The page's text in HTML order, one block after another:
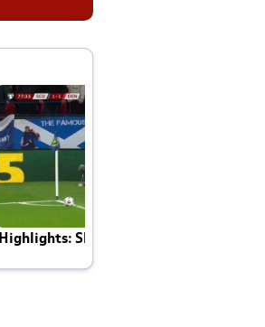
Highlights: Skotland - Danmark 4-2